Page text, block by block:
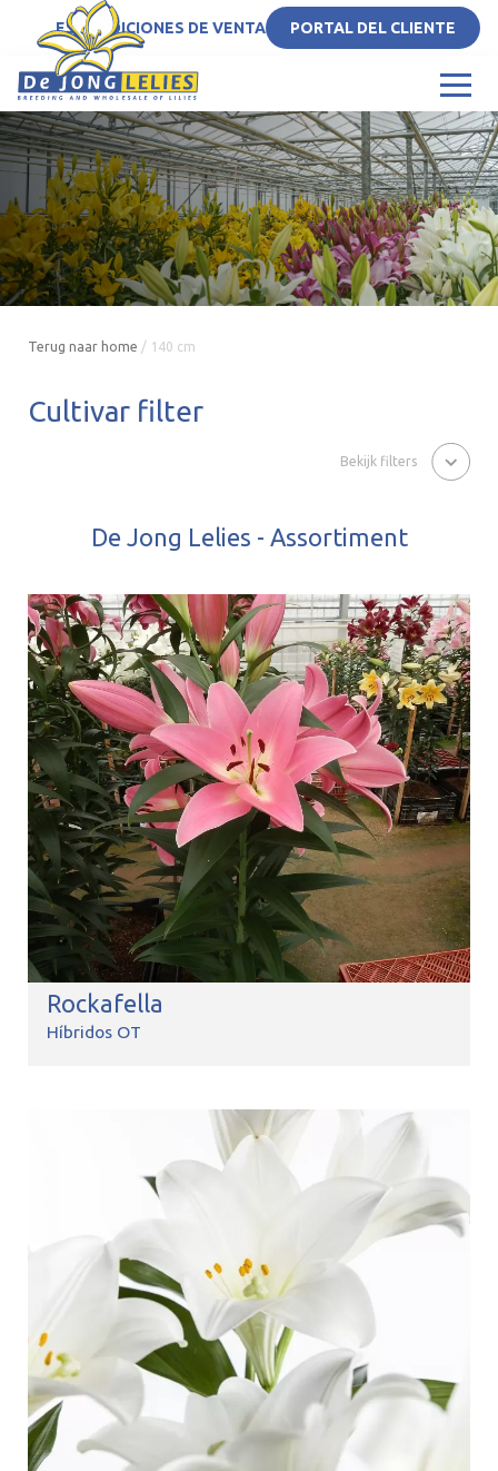
ESCONDICIONES DE VENTA PORTAL DEL CLIENTE
Terug naar home / 140 cm
Cultivar filter
Bekijk filters
De Jong Lelies - Assortiment
Rockafella
Híbridos OT